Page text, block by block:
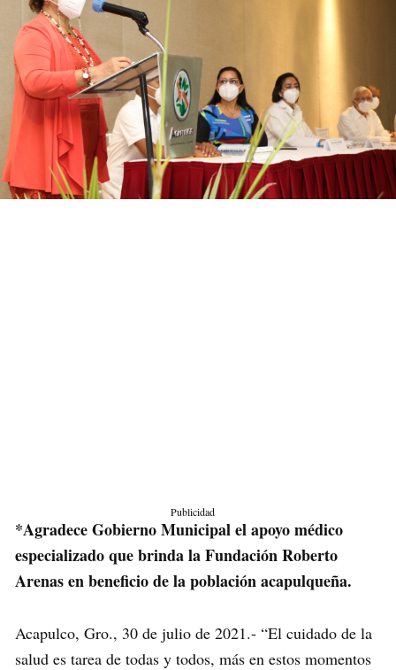
Publicidad
*Agradece Gobierno Municipal el apoyo médico
especializado que brinda la Fundación Roberto
Arenas en beneficio de la población acapulqueña.
Acapulco, Gro., 30 de julio de 2021.- “El cuidado de la
salud es tarea de todas y todos, más en estos momentos